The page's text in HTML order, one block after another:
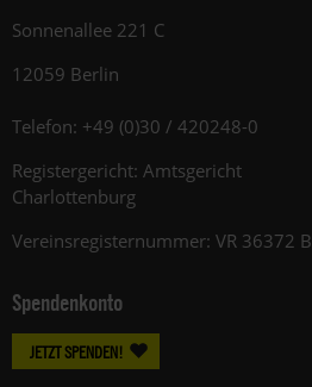
Sonnenallee 221 C
12059 Berlin
Telefon: +49 (0)30 / 420248-0
Registergericht: Amtsgericht
Charlottenburg
Vereinsregisternummer: VR 36372 B
Spendenkonto
JETZT SPENDEN!